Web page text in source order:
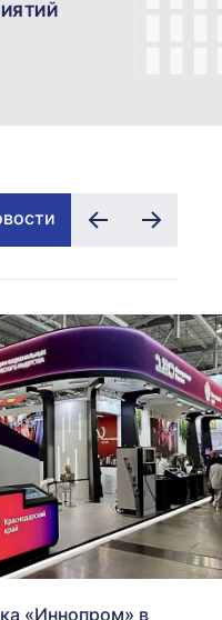
«Иннопром» в